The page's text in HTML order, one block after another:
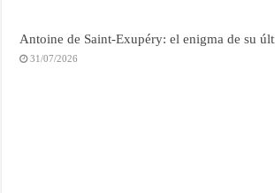
Antoine de Saint-Exupéry: el enigma de su
31/07/2026